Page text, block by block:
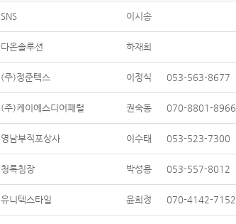
SNS 이시송
다온솔루션 하재희
(주)정준텍스 이정식 053-563-8677
(주)케이에스디어패럴 권숙동 070-8801-8966
영남부직포상사 이수태 053-523-7300
청록침장 박성용 053-557-8012
유니텍스타일 윤희정 070-4142-7152